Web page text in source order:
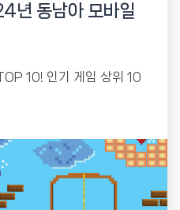
년 동남아 모바일
10! 인기 게임 상위 10